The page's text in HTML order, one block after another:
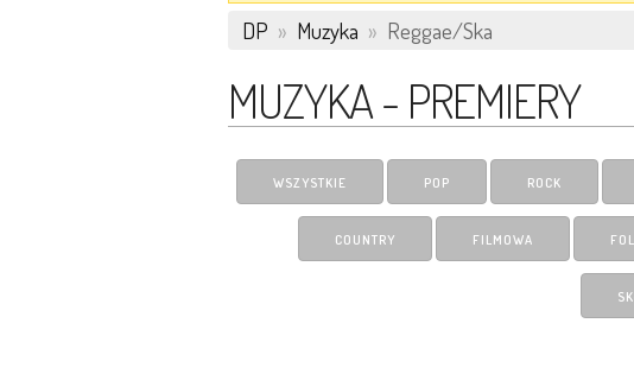
DP » Muzyka » Reggae/Ska
MUZYKA - PREMIERY
WSZYSTKIE POP ROCK
COUNTRY FILMOWA